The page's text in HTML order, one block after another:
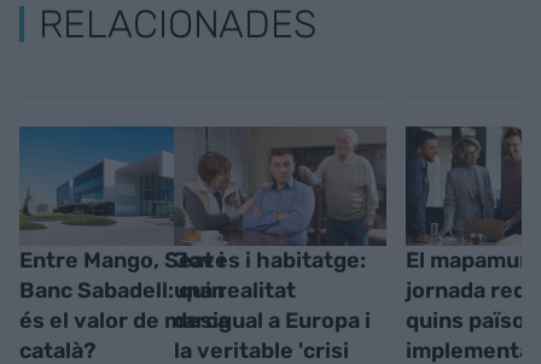
RELACIONADES
Entre Mango, Seat i
Banc Sabadell: quin
és el valor de marca
català?
Joves i habitatge:
una realitat
desigual a Europa i
la veritable 'crisi
El
jornada
quins